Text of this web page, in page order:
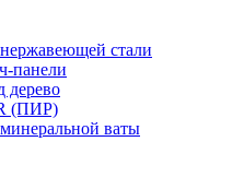
стали
панели
дерево
(ПИР)
ваты